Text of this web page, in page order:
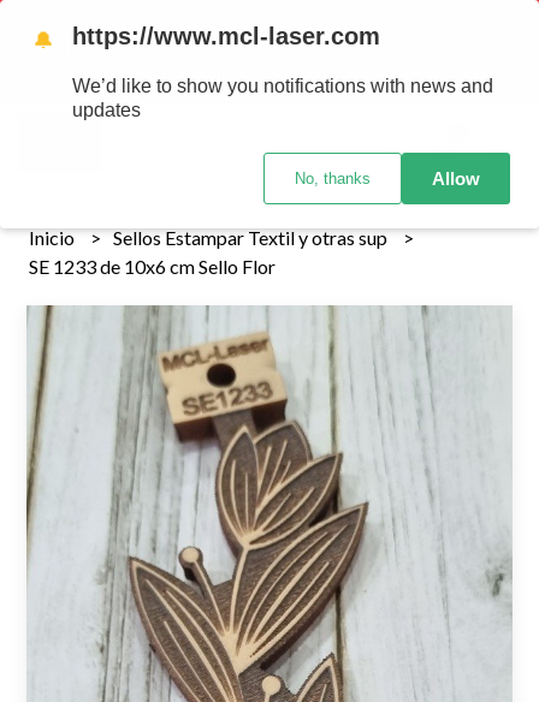
Tenemos envios a todo el pais!........ Los envios Por MENOR se
realizan 48 hs habiles porteriores al pago , los pedidos por
MAYOR se envian 7 dias posteriores al pago del pedido
Inicio
Sellos Estampar Textil y otras sup
SE 1233 de 10x6 cm Sello Flor
🔔 https://www.mcl-laser.com
We’d like to show you notifications with news and
updates
No, thanks Allow